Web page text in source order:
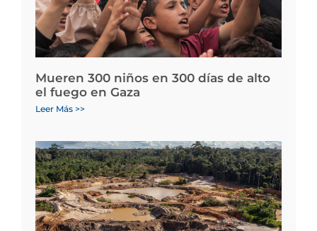
Mueren 300 niños en 300 días de alto
el fuego en Gaza
Leer Más >>